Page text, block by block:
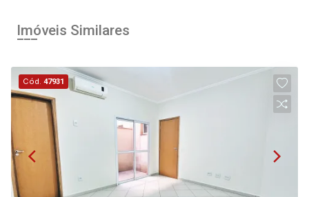
Imóveis Similares
Cód.47931